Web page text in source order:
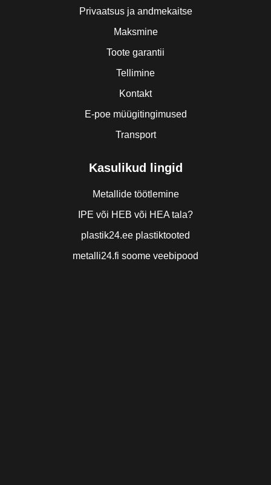
Privaatsus ja andmekaitse
Maksmine
Toote garantii
Tellimine
Kontakt
E-poe müügitingimused
Transport
Kasulikud lingid
Metallide töötlemine
IPE või HEB või HEA tala?
plastik24.ee plastiktooted
metalli24.fi soome veebipood